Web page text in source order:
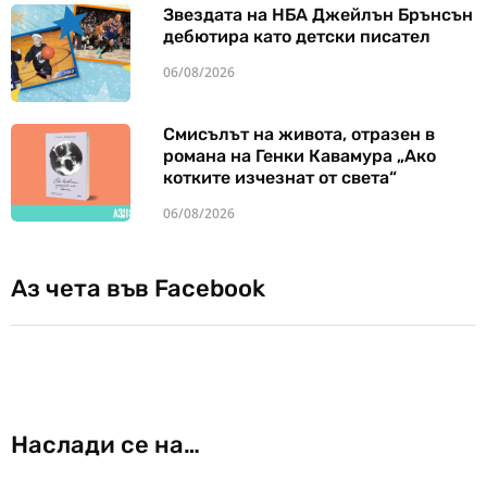
Звездата на НБА Джейлън Брънсън
дебютира като детски писател
06/08/2026
Смисълът на живота, отразен в
романа на Генки Кавамура „Ако
котките изчезнат от света“
06/08/2026
Аз чета във Facebook
Наслади се на…